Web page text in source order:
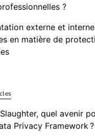
?
externe et
en matière de
quel avenir
Privacy Framework ?